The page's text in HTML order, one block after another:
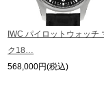
IWC パイロットウォッチ
ク18…
568,000円(税込)